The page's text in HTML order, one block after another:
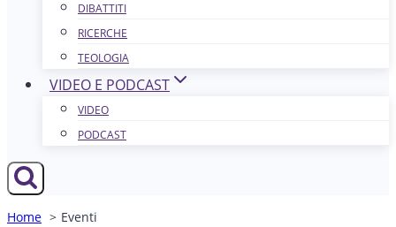
DIBATTITI
RICERCHE
TEOLOGIA
VIDEO E PODCAST
VIDEO
PODCAST
Home Eventi